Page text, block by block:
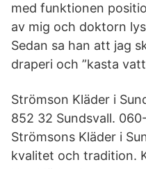
med funktionen
av mig och doktorn
Sedan sa han att jag
draperi och ”kasta
Strömson Kläder i
852 32 Sundsvall.
Strömsons Kläder i
kvalitet och tradition.